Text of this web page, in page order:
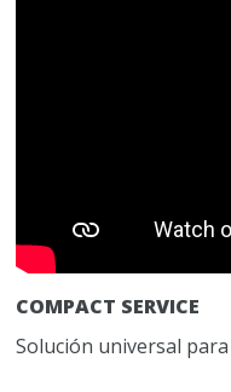
COMPACT SERVICE
Solución universal